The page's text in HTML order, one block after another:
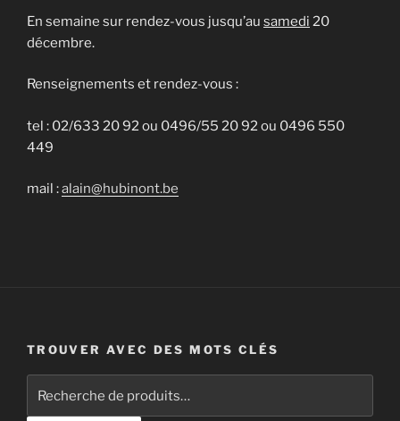
En semaine sur rendez-vous jusqu’au samedi 20
décembre.
Renseignements et rendez-vous :
tel : 02/633 20 92 ou 0496/55 20 92 ou 0496 550
449
mail :alain@hubinont.be
TROUVER AVEC DES MOTS CLÉS
pour :